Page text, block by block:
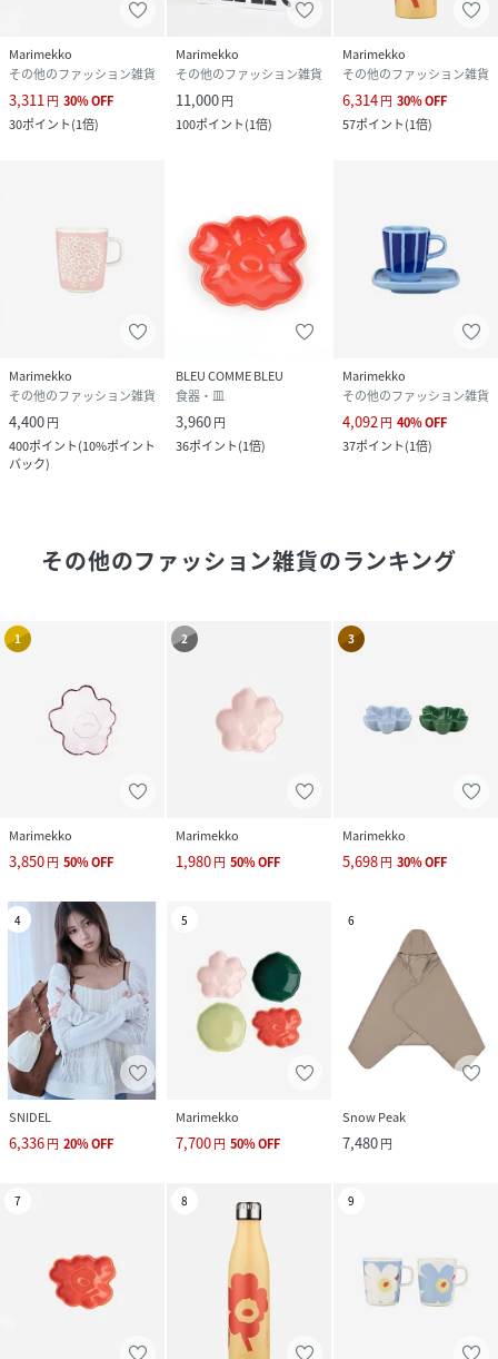
Marimekko
その他のファッション雑貨
3,311円 30%OFF
30ポイント(1倍)
Marimekko
その他のファッション雑貨
11,000円
100ポイント(1倍)
Marimekko
その他のファッション雑貨
6,314円 30%OFF
57ポイント(1倍)
Marimekko
その他のファッション雑貨
4,400円
400ポイント(10%ポイント
バック)
BLEU COMME BLEU
食器・皿
3,960円
36ポイント(1倍)
Marimekko
その他のファッション雑貨
4,092 円 40%OFF
37ポイント(1倍)
その他のファッション雑貨のランキング
1
Marimekko
3,850円 50%OFF
2
Marimekko
1,980円 50%OFF
3
Marimekko
5,698円 30%OFF
4
SNIDEL
6,336円 20%OFF
5
Marimekko
7,700円 50%OFF
6
Snow Peak
7,480円
7 8 9